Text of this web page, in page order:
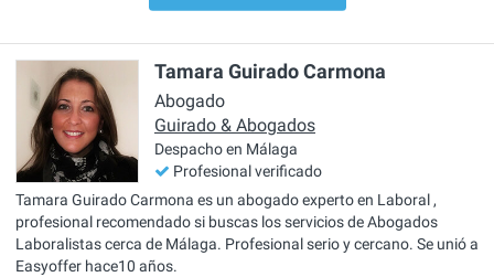
Tamara Guirado Carmona
Abogado
Guirado & Abogados
Despacho en Málaga
Profesional verificado
Tamara Guirado Carmona es un abogado experto en Laboral ,
profesional recomendado si buscas los servicios de Abogados
Laboralistas cerca de Málaga. Profesional serio y cercano. Se unió a
Easyoffer hace10 años.